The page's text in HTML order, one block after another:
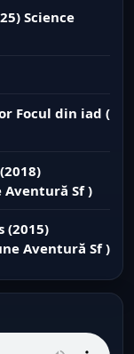
Science
Focul din iad (
Sf )
(2015)
Aventură Sf )